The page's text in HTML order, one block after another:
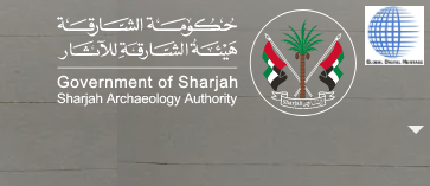
Skip to main content